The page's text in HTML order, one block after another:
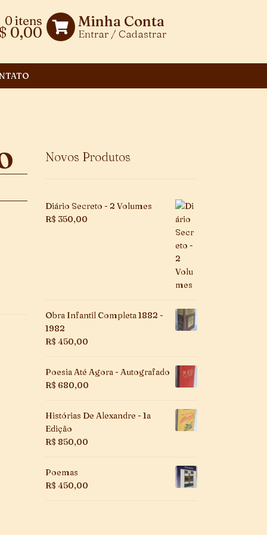
0 itens
0,00
Minha Conta
Entrar / Cadastrar
Novos Produtos
Diário Secreto - 2 Volumes
R$ 350,00
Obra Infantil Completa 1882 -
1982
R$ 450,00
Poesia Até Agora - Autografado
R$ 680,00
Histórias De Alexandre - 1a
Edição
R$ 850,00
Poemas
R$ 450,00